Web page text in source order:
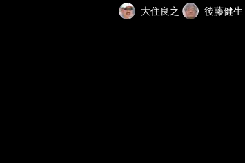
大住良之 後藤健生